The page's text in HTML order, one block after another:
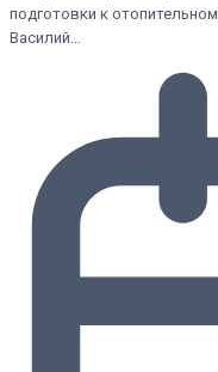
подготовки к
Василий…